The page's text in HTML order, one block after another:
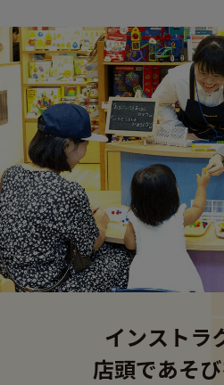
インストラ
店頭であそ